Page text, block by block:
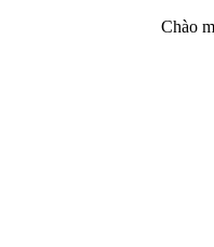
Chào mừng